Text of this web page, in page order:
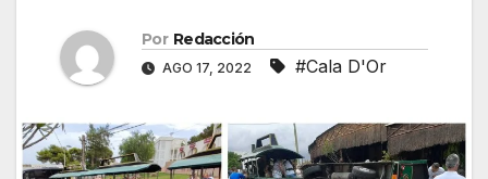
Por Redacción
AGO 17, 2022 #Cala D'Or